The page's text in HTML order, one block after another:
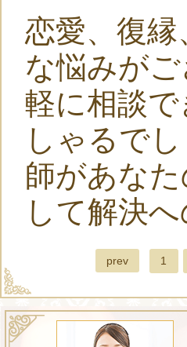
恋愛、復
な悩みが
軽に相談
しゃるで
師があな
して解決
prev 1